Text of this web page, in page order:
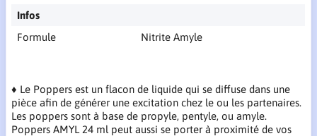
Infos
Formule
Nitrite Amyle
♦ Le Poppers est un flacon de liquide qui se diffuse dans une
pièce afin de générer une excitation chez le ou les partenaires.
Les poppers sont à base de propyle, pentyle, ou amyle.
Poppers AMYL 24 ml peut aussi se porter à proximité de vos